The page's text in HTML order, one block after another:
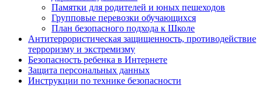
Памятки для родителей и юных пешеходов
Групповые перевозки обучающихся
План безопасного подхода к Школе
Антитеррористическая защищенность, противодействие
терроризму и экстремизму
Безопасность ребенка в Интернете
Защита персональных данных
Инструкции по технике безопасности